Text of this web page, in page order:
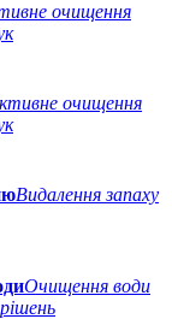
очищення
очищення
Видалення запаху
Очищення води